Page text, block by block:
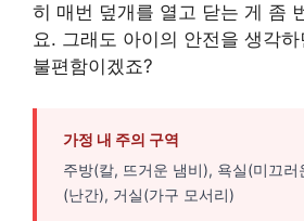
히 매번 덮개를 열고 닫는 게 좀
요. 그래도 아이의 안전을 생각
불편함이겠죠?
가정 내 주의 구역
주방(칼, 뜨거운 냄비), 욕실(미끄
(난간), 거실(가구 모서리)